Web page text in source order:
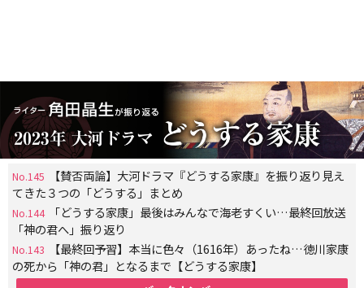
No.145
【賛否両論】大河ドラマ『どうする家康』を振り返り見え
てきた３つの「どうする」まとめ
No.144
「どうする家康」最後はみんなで海老すくい…最終回放送
「神の君へ」振り返り
No.143
【最終回予習】本当に色々（1616年）あったね…徳川家康
の死から「神の君」となるまで【どうする家康】